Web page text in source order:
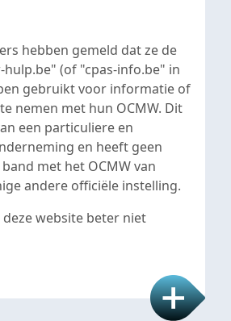
hebben gemeld dat ze de
(of "cpas-info.be" in
gebruikt voor informatie of
nemen met hun OCMW. Dit
een particuliere en
en heeft geen
met het OCMW van
andere officiële instelling.
website beter niet